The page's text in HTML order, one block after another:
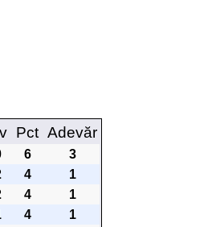
Pct Adevăr
6
3
4
1
4
1
4
1